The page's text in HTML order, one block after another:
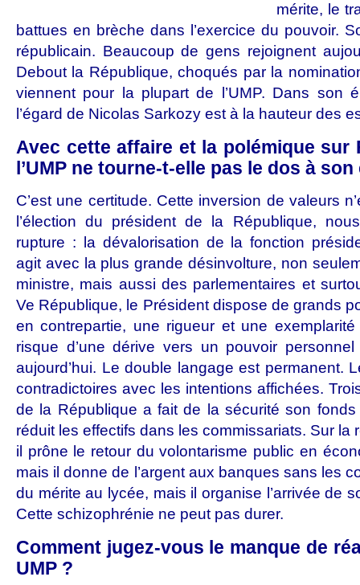
mérite, le
battues en brèche dans l’exercice du pouvoir.
républicain. Beaucoup de gens rejoignent
Debout la République, choqués par la
viennent pour la plupart de l’UMP. Dans son
l’égard de Nicolas Sarkozy est à la hauteur des
Avec cette affaire et la polémique sur
l’UMP ne tourne-t-elle pas le dos à
C’est une certitude. Cette inversion de valeurs
l’élection du président de la République,
rupture : la dévalorisation de la fonction
agit avec la plus grande désinvolture, non
ministre, mais aussi des parlementaires et
Ve République, le Président dispose de grands
en contrepartie, une rigueur et une
risque d’une dérive vers un pouvoir
aujourd’hui. Le double langage est permanent.
contradictoires avec les intentions affichées.
de la République a fait de la sécurité son
réduit les effectifs dans les commissariats. Sur la
il prône le retour du volontarisme public en
mais il donne de l’argent aux banques sans les
du mérite au lycée, mais il organise l’arrivée de
Cette schizophrénie ne peut pas durer.
Comment jugez-vous le manque de
UMP ?